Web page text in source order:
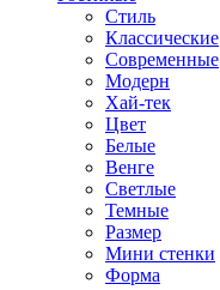
Стиль
Классические
Современные
Модерн
Хай-тек
Цвет
Белые
Венге
Светлые
Темные
Размер
Мини стенки
Форма